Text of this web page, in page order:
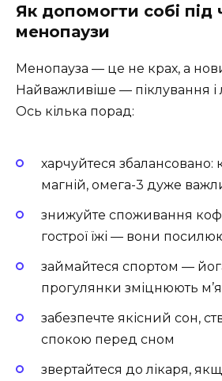
Як допомогти собі під
менопаузи
Менопауза — це не крах, а
Найважливіше — піклування і
Ось кілька порад:
харчуйтеся збалансовано:
магній, омега-3 дуже
знижуйте споживання
гострої їжі — вони
займайтеся спортом —
прогулянки зміцнюють
забезпечте якісний сон,
спокою перед сном
звертайтеся до лікаря,